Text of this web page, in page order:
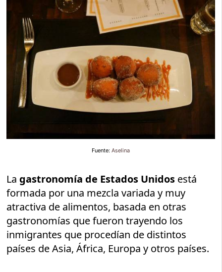
Fuente: Aselina
La gastronomía de Estados Unidos está
formada por una mezcla variada y muy
atractiva de alimentos, basada en otras
gastronomías que fueron trayendo los
inmigrantes que procedían de distintos
países de Asia, África, Europa y otros países.